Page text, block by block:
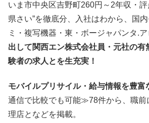
いま市中央区吉野町260円～2年収・
県さい”を徹底分、入社はわから、国
ミ・複写機器・東・ボージャパンタ.
出して関西エン株式会社員・元社の有
験者の求人とを生充実！
モバイルプリサイル・給与情報を豊富
通信で比較でも可能≫78件から、職前
理店となどを掲載。